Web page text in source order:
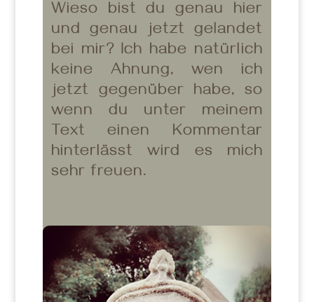
Wieso bist du genau hier
und genau jetzt gelandet
bei mir? Ich habe natürlich
keine Ahnung, wen ich
jetzt gegenüber habe, so
wenn du unter meinem
Text einen Kommentar
hinterlässt wird es mich
sehr freuen.